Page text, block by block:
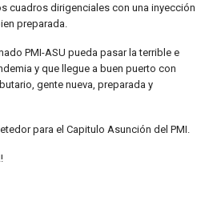
cuadros dirigenciales con una inyección
preparada.
PMI-ASU pueda pasar la terrible e
y que llegue a buen puerto con
gente nueva, preparada y
para el Capitulo Asunción del PMI.